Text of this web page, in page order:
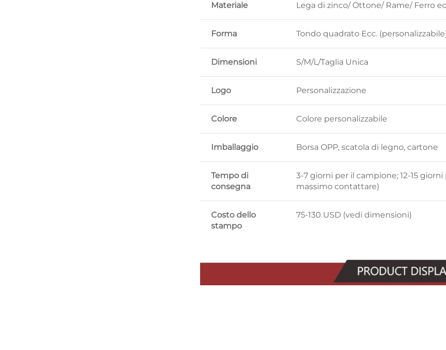
Materiale Lega di zinco/ Ottone/ Rame/ Ferro
Forma Tondo quadrato Ecc.
Dimensioni S/M/L/Taglia Unica
Logo Personalizzazione
Colore Colore personalizzabile
Imballaggio Borsa OPP, scatola di legno, cartone
Tempo di
consegna
3-7 giorni per il campione; 12-15
massimo contattare)
Costo dello
stampo
75-130 USD (vedi dimensioni)